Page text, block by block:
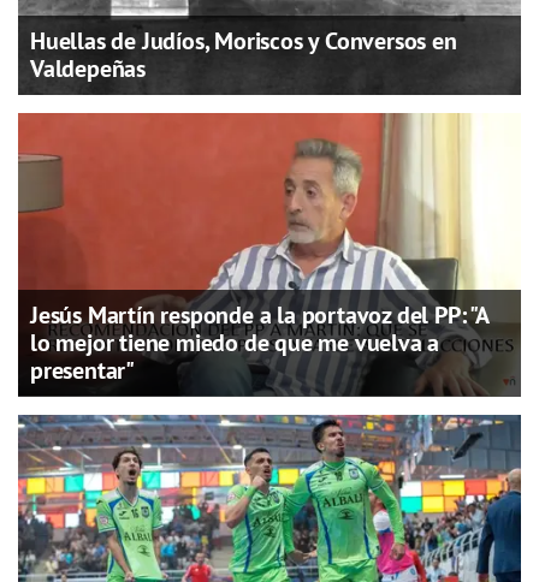
Huellas de Judíos, Moriscos y Conversos en
Valdepeñas
Jesús Martín responde a la portavoz del PP: "A
lo mejor tiene miedo de que me vuelva a
presentar"